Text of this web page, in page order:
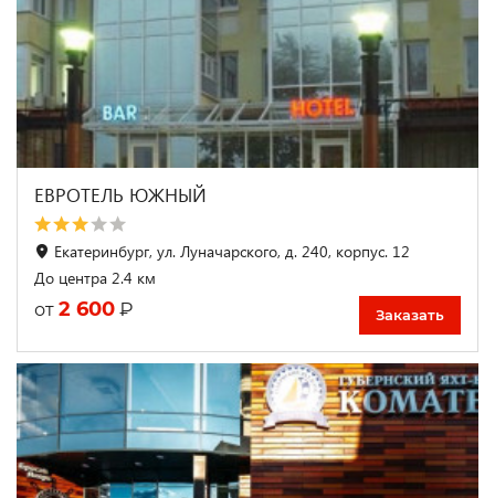
ЕВРОТЕЛЬ ЮЖНЫЙ
Екатеринбург, ул. Луначарского, д. 240, корпус. 12
До центра 2.4 км
от 2 600 ₽ Заказать